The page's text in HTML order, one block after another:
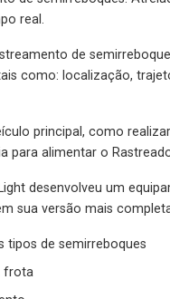
real.
de
como: localização,
principal, como
para alimentar o
desenvolveu um
sua versão mais
de semirreboques